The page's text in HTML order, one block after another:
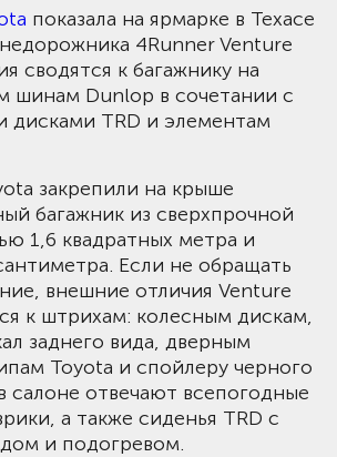
показала на ярмарке в Техасе
4Runner Venture
сводятся к багажнику на
шинам Dunlop в сочетании с
TRD и элементам
закрепили на крыше
багажник из сверхпрочной
1,6 квадратных метра и
Если не обращать
внешние отличия Venture
к штрихам: колесным дискам,
заднего вида, дверным
Toyota и спойлеру черного
салоне отвечают всепогодные
а также сиденья TRD с
и подогревом.